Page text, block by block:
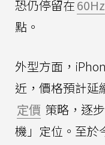
恐仍停留在60Hz
點。
外型方面，
近，價格預計延
定價 策略，逐
機」定位。至於